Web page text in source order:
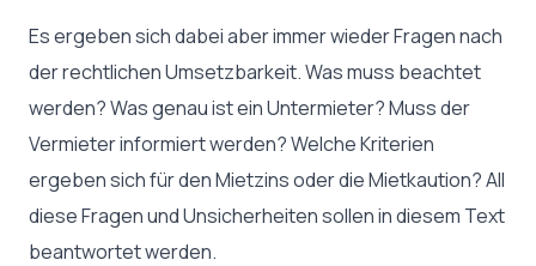
Es ergeben sich dabei aber immer wieder Fragen nach
der rechtlichen Umsetzbarkeit. Was muss beachtet
werden? Was genau ist ein Untermieter? Muss der
Vermieter informiert werden? Welche Kriterien
ergeben sich für den Mietzins oder die Mietkaution? All
diese Fragen und Unsicherheiten sollen in diesem Text
beantwortet werden.